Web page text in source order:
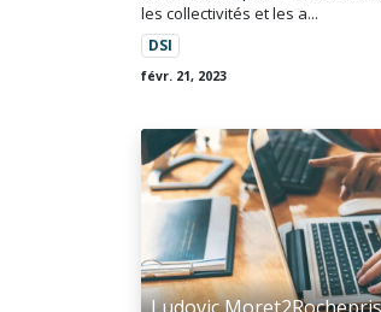
les collectivités et les a...
DSI
févr. 21, 2023
Ludovic